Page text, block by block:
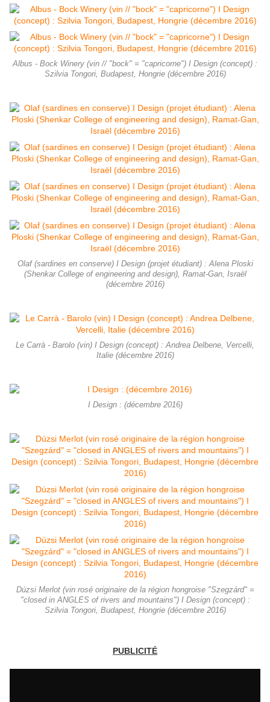
Albus - Bock Winery (vin // "bock" = "capricorne") I Design (concept) :
Szilvia Tongori, Budapest, Hongrie (décembre 2016)
Olaf (sardines en conserve) I Design (projet étudiant) : Alena Ploski
(Shenkar College of engineering and design), Ramat-Gan, Israël
(décembre 2016)
Le Carrà - Barolo (vin) I Design (concept) : Andrea Delbene, Vercelli,
Italie (décembre 2016)
I Design : (décembre 2016)
Dúzsi Merlot (vin rosé originaire de la région hongroise "Szegzárd" =
"closed in ANGLES of rivers and mountains") I Design (concept) :
Szilvia Tongori, Budapest, Hongrie (décembre 2016)
PUBLICITÉ